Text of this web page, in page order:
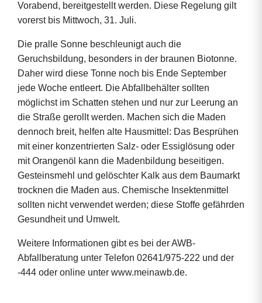
Vorabend, bereitgestellt werden. Diese Regelung gilt
vorerst bis Mittwoch, 31. Juli.
Die pralle Sonne beschleunigt auch die
Geruchsbildung, besonders in der braunen Biotonne.
Daher wird diese Tonne noch bis Ende September
jede Woche entleert. Die Abfallbehälter sollten
möglichst im Schatten stehen und nur zur Leerung an
die Straße gerollt werden. Machen sich die Maden
dennoch breit, helfen alte Hausmittel: Das Besprühen
mit einer konzentrierten Salz- oder Essiglösung oder
mit Orangenöl kann die Madenbildung beseitigen.
Gesteinsmehl und gelöschter Kalk aus dem Baumarkt
trocknen die Maden aus. Chemische Insektenmittel
sollten nicht verwendet werden; diese Stoffe gefährden
Gesundheit und Umwelt.
Weitere Informationen gibt es bei der AWB-
Abfallberatung unter Telefon 02641/975-222 und der
-444 oder online unter www.meinawb.de.